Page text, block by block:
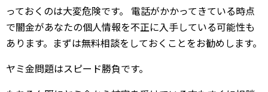
っておくのは大変危険です。 電話がかかってきている時点
で闇金があなたの個人情報を不正に入手している可能性も
あります。まずは無料相談をしておくことをお勧めします。
ヤミ金問題はスピード勝負です。